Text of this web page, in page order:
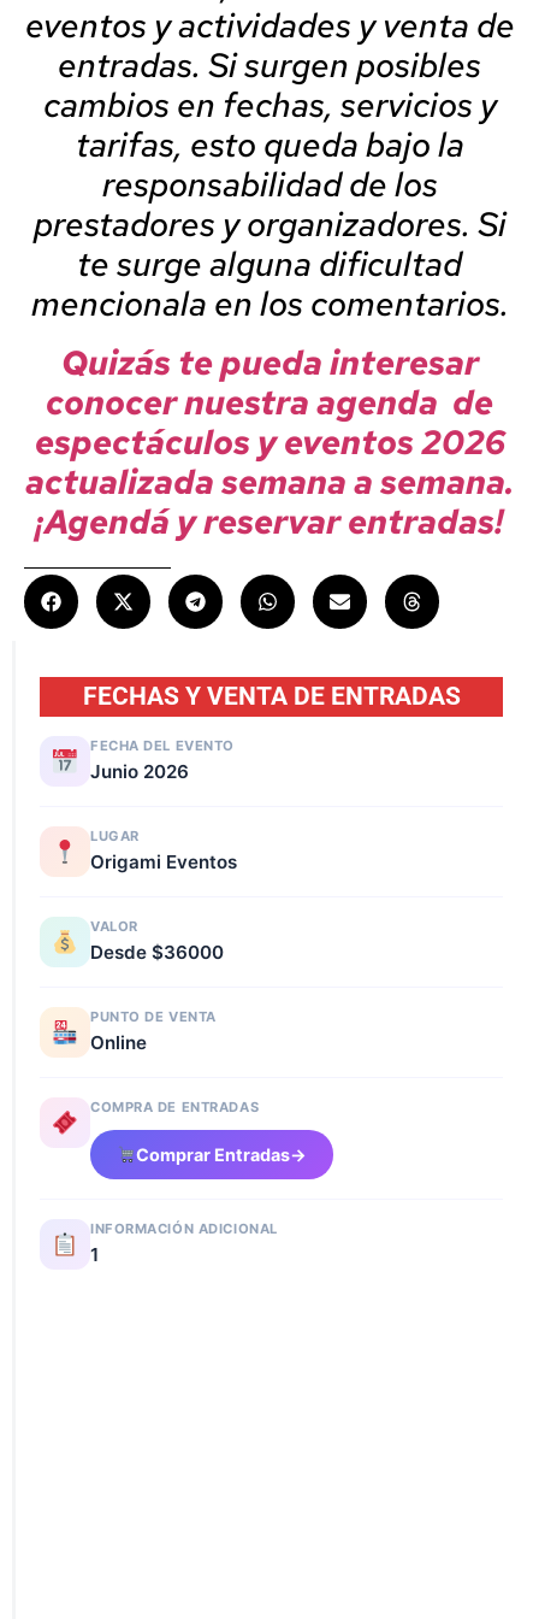
eventos y actividades y venta de
entradas. Si surgen posibles
cambios en fechas, servicios y
tarifas, esto queda bajo la
responsabilidad de los
prestadores y organizadores. Si
te surge alguna dificultad
mencionala en los comentarios.
Quizás te pueda interesar
conocer nuestra agenda de
espectáculos y eventos 2026
actualizada semana a semana.
¡Agendá y reservar entradas!
FECHAS Y VENTA DE ENTRADAS
FECHA DEL EVENTO
Junio 2026
LUGAR
Origami Eventos
VALOR
Desde $36000
PUNTO DE VENTA
Online
COMPRA DE ENTRADAS
Comprar Entradas→
INFORMACIÓN ADICIONAL
1